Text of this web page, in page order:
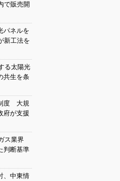
で販売開
パネルを
新工法を
る太陽光
共生を条
度 大規
府が支援
ス業界
判断基準
、中東情